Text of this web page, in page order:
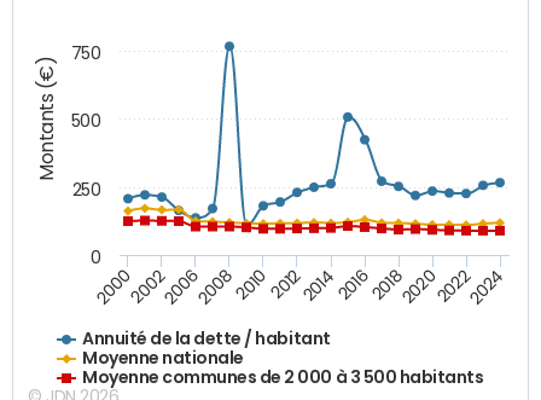
Montants (€)
Annuité de la dette / habitant
Moyenne nationale
Moyenne communes de 2 000 à 3 500 habitants
200020022006200820102012201420162018202020222024
0
250
500
750
© JDN 2026